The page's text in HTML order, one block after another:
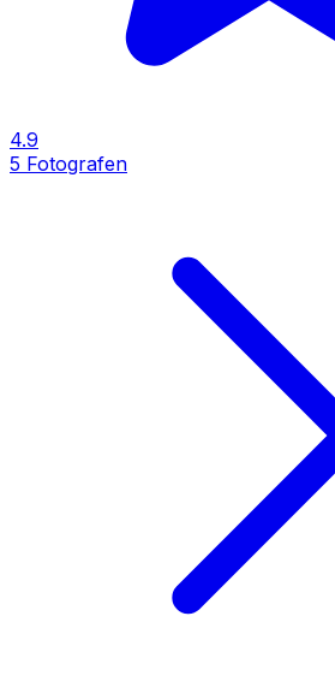
4.9
5 Fotografen